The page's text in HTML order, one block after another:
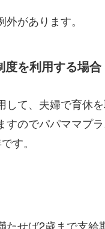
があります。
を利用する場合
て、夫婦で育休
すのでパパママプ
す。
せば2歳まで支給